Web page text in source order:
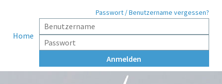
Home
Passwort / Benutzername vergessen?